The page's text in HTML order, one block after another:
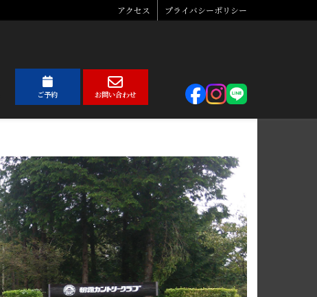
アクセス プライバシーポリシー
ご予約 お問い合わせ